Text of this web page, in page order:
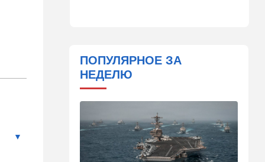
ресторане в Москве
15:00 Культура
сходить с детьми на
каникулах
14:49 Стиль жизни
ПОПУЛЯРНОЕ ЗА
НЕДЕЛЮ